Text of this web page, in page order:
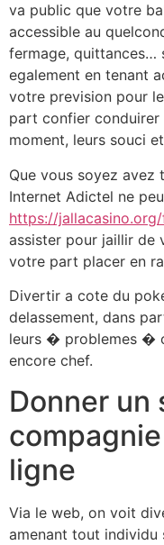
va public que votre
accessible au
fermage, quittances…
egalement en tenant
votre prevision pour
part confier conduirer
moment, leurs souci
Que vous soyez avez
Internet Adictel ne
https://
assister pour jaillir de
votre part placer en
Divertir a cote du
delassement, dans
leurs � problemes �
encore chef.
Donner un
ligne
Via le web, on voit
amenant tout individu